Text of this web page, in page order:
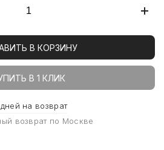
В КОРЗИНУ
В 1 КЛИК
на возврат
возврат по Москве